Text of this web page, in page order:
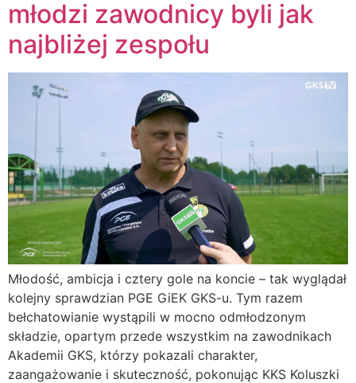
młodzi zawodnicy byli jak
najbliżej zespołu
Młodość, ambicja i cztery gole na koncie – tak wyglądał
kolejny sprawdzian PGE GiEK GKS-u. Tym razem
bełchatowianie wystąpili w mocno odmłodzonym
składzie, opartym przede wszystkim na zawodnikach
Akademii GKS, którzy pokazali charakter,
zaangażowanie i skuteczność, pokonując KKS Koluszki